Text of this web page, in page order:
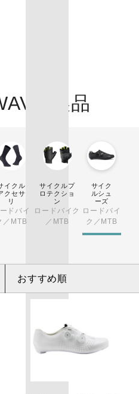
製品
イクル
クセサ
リ
ドバイ
／MTB
サイクルプ
ロテクショ
ン
ロードバイク
／MTB
サイク
ルシュ
ーズ
ロードバイ
ク／MTB
おすすめ順